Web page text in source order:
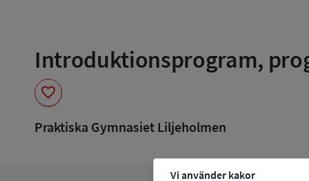
Vi använder kakor
Introduktionsprogram,
favorite
favorit
Praktiska Gymnasiet Liljeholmen